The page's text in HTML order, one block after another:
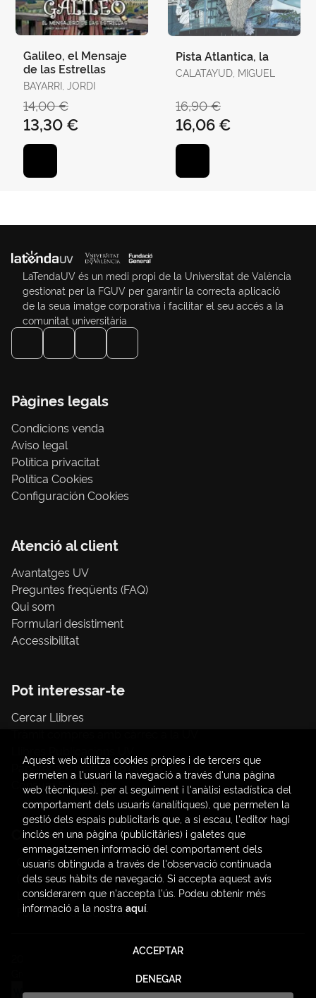
Galileo, el Mensaje
de las Estrellas
BAYARRI, JORDI
14,00 €
13,30 €
Pista Atlantica, la
CALATAYUD, MIGUEL
16,90 €
16,06 €
LaTendaUV és un medi propi de la Universitat de València
gestionat per la FGUV per garantir la correcta aplicació
de la seua imatge corporativa i facilitar el seu accés a la
comunitat universitària
Pàgines legals
Condicions venda
Aviso legal
Política privacitat
Política Cookies
Configuración Cookies
Atenció al client
Avantatges UV
Preguntes freqüents (FAQ)
Qui som
Formulari desistiment
Accessibilitat
Pot interessar-te
Cercar Llibres
Papereria / material d'oficina
Consum Sostenible
Contacte
C/ Amadeo de Saboya, 4
(+34) 963828968
latendauv@fundacio.es
Formulari de contacte
. Tots els Drets Reservats |
Aquest web utilitza cookies pròpies i de tercers que
permeten a l'usuari la navegació a través d'una pàgina
web (tècniques), per al seguiment i l'anàlisi estadística del
comportament dels usuaris (analítiques), que permeten la
gestió dels espais publicitaris que, a si escau, l'editor hagi
inclòs en una pàgina (publicitàries) i galetes que
emmagatzemen informació del comportament dels
usuaris obtinguda a través de l'observació continuada
dels seus hàbits de navegació. Si accepta aquest avís
considerarem que n'accepta l'ús. Podeu obtenir més
informació a la nostra aquí.
DENEGAR
ACCEPTAR